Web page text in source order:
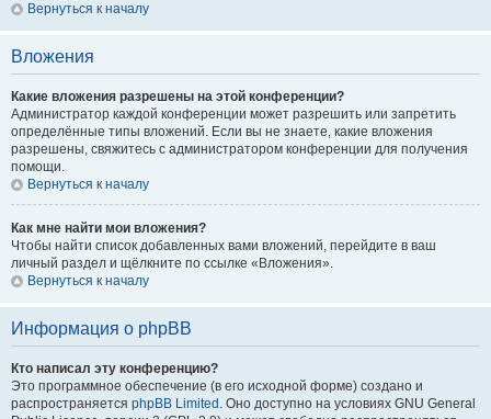
Вернуться к началу
Вложения
Какие вложения разрешены на этой конференции?
Администратор каждой конференции может разрешить или запретить
определённые типы вложений. Если вы не знаете, какие вложения
разрешены, свяжитесь с администратором конференции для получения
помощи.
Вернуться к началу
Как мне найти мои вложения?
Чтобы найти список добавленных вами вложений, перейдите в ваш
личный раздел и щёлкните по ссылке «Вложения».
Вернуться к началу
Информация о phpBB
Кто написал эту конференцию?
Это программное обеспечение (в его исходной форме) создано и
распространяется phpBB Limited . Оно доступно на условиях GNU General